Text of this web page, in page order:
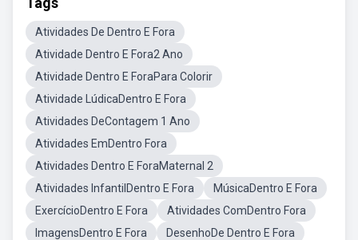
Atividades De Dentro E Fora
Atividade Dentro E Fora2 Ano
Atividade Dentro E ForaPara Colorir
Atividade LúdicaDentro E Fora
Atividades DeContagem 1 Ano
Atividades EmDentro Fora
Atividades Dentro E ForaMaternal 2
Atividades InfantilDentro E Fora
MúsicaDentro E Fora
ExercícioDentro E Fora
Atividades ComDentro Fora
ImagensDentro E Fora
DesenhoDe Dentro E Fora